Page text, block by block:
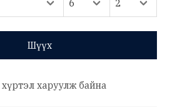
Шүүх
хүртэл харуулж байна